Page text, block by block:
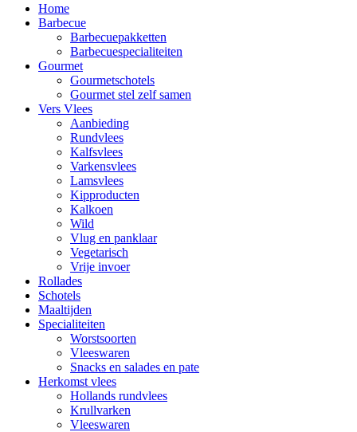
Home
Barbecue
Barbecuepakketten
Barbecuespecialiteiten
Gourmet
Gourmetschotels
Gourmet stel zelf samen
Vers Vlees
Aanbieding
Rundvlees
Kalfsvlees
Varkensvlees
Lamsvlees
Kipproducten
Kalkoen
Wild
Vlug en panklaar
Vegetarisch
Vrije invoer
Rollades
Schotels
Maaltijden
Specialiteiten
Worstsoorten
Vleeswaren
Snacks en salades en pate
Herkomst vlees
Hollands rundvlees
Krullvarken
Vleeswaren